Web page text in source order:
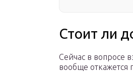
Стоит ли
Сейчас в вопросе
вообще откажется